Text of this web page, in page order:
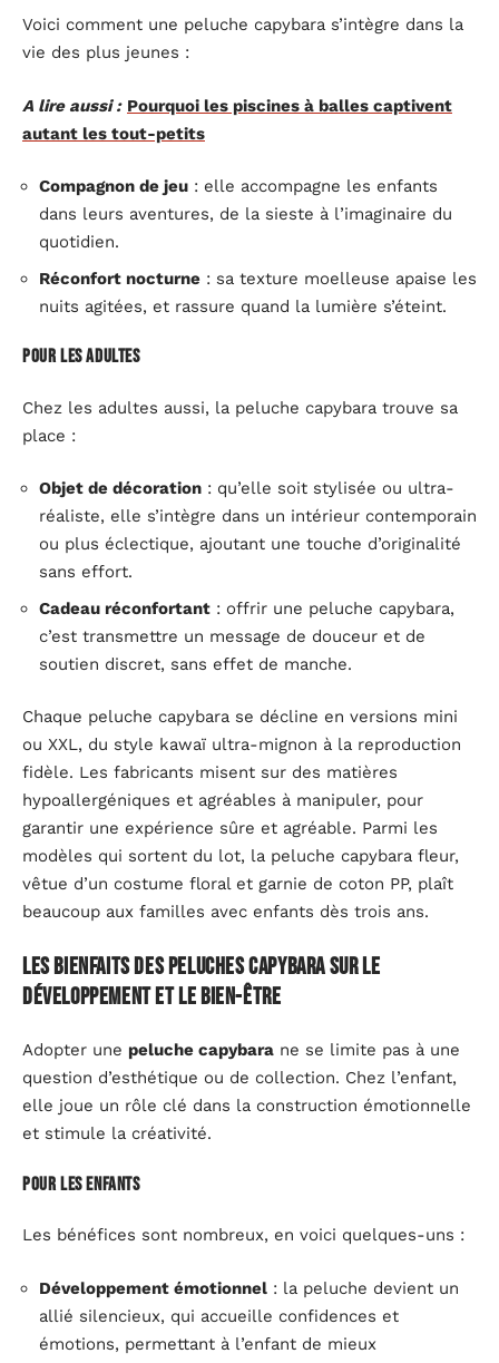
Voici comment une peluche capybara s’intègre dans la
vie des plus jeunes :
A lire aussi : Pourquoi les piscines à balles captivent
autant les tout-petits
Compagnon de jeu : elle accompagne les enfants
dans leurs aventures, de la sieste à l’imaginaire du
quotidien.
Réconfort nocturne : sa texture moelleuse apaise les
nuits agitées, et rassure quand la lumière s’éteint.
Pour les adultes
Chez les adultes aussi, la peluche capybara trouve sa
place :
Objet de décoration : qu’elle soit stylisée ou ultra-
réaliste, elle s’intègre dans un intérieur contemporain
ou plus éclectique, ajoutant une touche d’originalité
sans effort.
Cadeau réconfortant : offrir une peluche capybara,
c’est transmettre un message de douceur et de
soutien discret, sans effet de manche.
Chaque peluche capybara se décline en versions mini
ou XXL, du style kawaï ultra-mignon à la reproduction
fidèle. Les fabricants misent sur des matières
hypoallergéniques et agréables à manipuler, pour
garantir une expérience sûre et agréable. Parmi les
modèles qui sortent du lot, la peluche capybara fleur,
vêtue d’un costume floral et garnie de coton PP, plaît
beaucoup aux familles avec enfants dès trois ans.
Les bienfaits des peluches capybara sur le
développement et le bien-être
Adopter une peluche capybara ne se limite pas à une
question d’esthétique ou de collection. Chez l’enfant,
elle joue un rôle clé dans la construction émotionnelle
et stimule la créativité.
Pour les enfants
Les bénéfices sont nombreux, en voici quelques-uns :
Développement émotionnel : la peluche devient un
allié silencieux, qui accueille confidences et
émotions, permettant à l’enfant de mieux